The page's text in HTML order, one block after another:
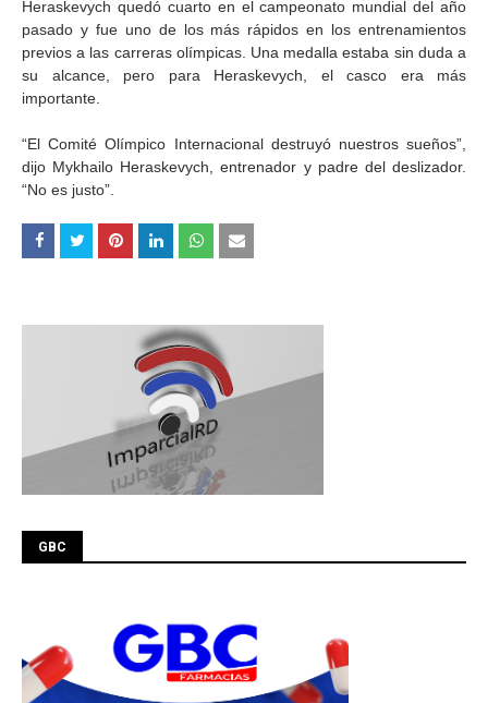
Heraskevych quedó cuarto en el campeonato mundial del año
pasado y fue uno de los más rápidos en los entrenamientos
previos a las carreras olímpicas. Una medalla estaba sin duda a
su alcance, pero para Heraskevych, el casco era más
importante.
“El Comité Olímpico Internacional destruyó nuestros sueños”,
dijo Mykhailo Heraskevych, entrenador y padre del deslizador.
“No es justo”.
GBC